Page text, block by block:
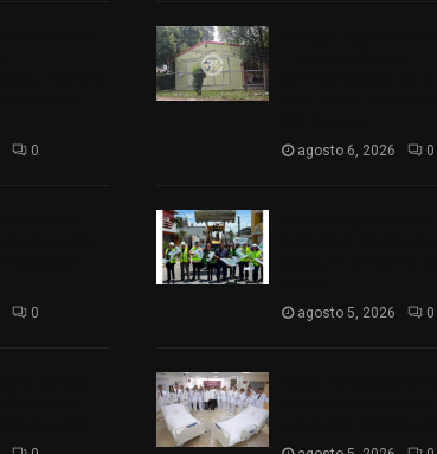
0
0
agosto 6, 2026 0
agosto 5, 2026 0